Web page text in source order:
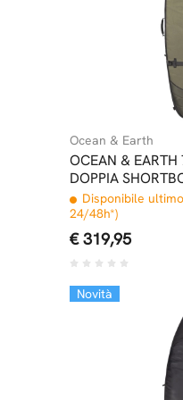
Ocean & Earth
OCEAN & EARTH
DOPPIA
COFFIN KHAKI
Disponibile
24/48h*)
€ 319,95
Novità